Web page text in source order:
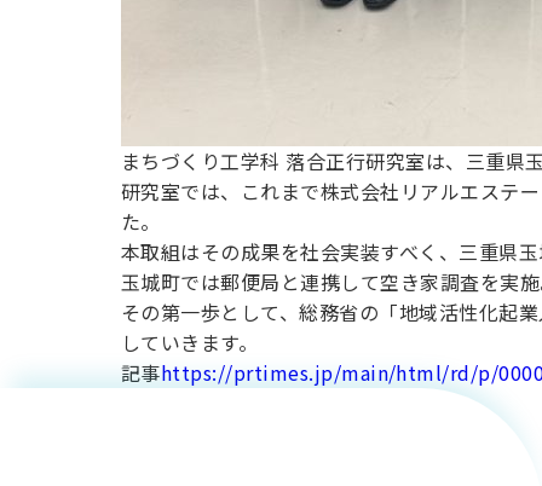
まちづくり工学科 落合正行研究室は、三重県
研究室では、これまで株式会社リアルエステ
た。
本取組はその成果を社会実装すべく、三重県
玉城町では郵便局と連携して空き家調査を実
その第一歩として、総務省の「地域活性化起
していきます。
記事https://prtimes.jp/main/html/rd/p/
【プレス
リリー
ス】物質
応用化学
科・ナノ